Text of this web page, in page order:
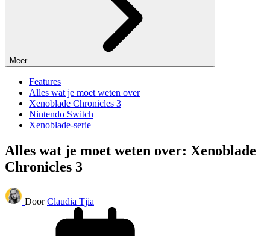
Meer
Features
Alles wat je moet weten over
Xenoblade Chronicles 3
Nintendo Switch
Xenoblade-serie
Alles wat je moet weten over: Xenoblade
Chronicles 3
Door Claudia Tjia